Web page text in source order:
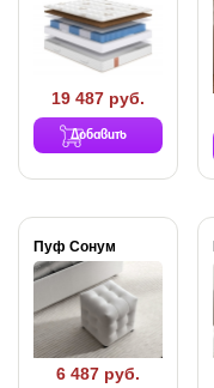
19 487 руб.
Добавить
Пуф Сонум
6 487 руб.